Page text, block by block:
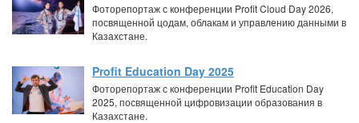
Фоторепортаж с конференции Profit Cloud Day 2026,
посвященной цодам, облакам и управлению данными в
Казахстане.
Profit Education Day 2025
Фоторепортаж с конференции Profit Education Day
2025, посвященной цифровизации образования в
Казахстане.